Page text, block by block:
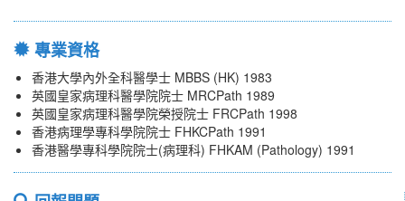
專業資格
香港大學內外全科醫學士 MBBS (HK) 1983
英國皇家病理科醫學院院士 MRCPath 1989
英國皇家病理科醫學院榮授院士 FRCPath 1998
香港病理學專科學院院士 FHKCPath 1991
香港醫學專科學院院士(病理科) FHKAM (Pathology) 1991